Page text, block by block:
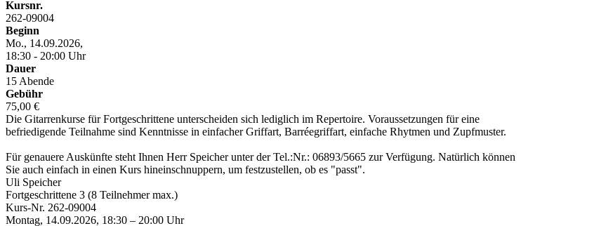
Kursnr.
262-09004
Beginn
Mo., 14.09.2026,
18:30 - 20:00 Uhr
Dauer
15 Abende
Gebühr
75,00 €
Die Gitarrenkurse für Fortgeschrittene unterscheiden sich lediglich im Repertoire. Voraussetzungen für eine
befriedigende Teilnahme sind Kenntnisse in einfacher Griffart, Barréegriffart, einfache Rhytmen und Zupfmuster.
Für genauere Auskünfte steht Ihnen Herr Speicher unter der Tel.:Nr.: 06893/5665 zur Verfügung. Natürlich können
Sie auch einfach in einen Kurs hineinschnuppern, um festzustellen, ob es "passt".
Uli Speicher
Fortgeschrittene 3 (8 Teilnehmer max.)
Kurs-Nr. 262-09004
Montag, 14.09.2026, 18:30 – 20:00 Uhr